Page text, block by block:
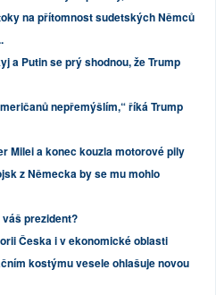
na přítomnost sudetských Němců
a Putin se prý shodnou, že Trump
nepřemýšlím,“ říká Trump
Milei a konec kouzla motorové pily
z Německa by se mu mohlo
prezident?
Česka i v ekonomické oblasti
kostýmu vesele ohlašuje novou